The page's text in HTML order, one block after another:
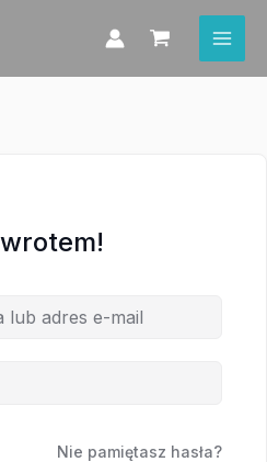
Nie pamiętasz hasła?